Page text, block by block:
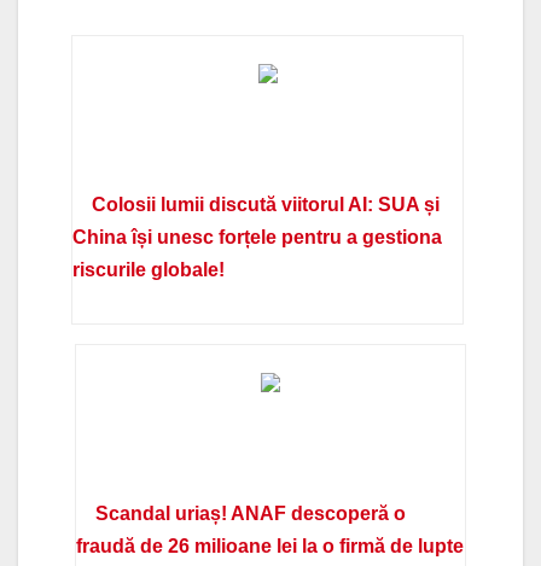
Colosii lumii discută viitorul AI: SUA și
China își unesc forțele pentru a gestiona
riscurile globale!
Scandal uriaș! ANAF descoperă o
fraudă de 26 milioane lei la o firmă de lupte